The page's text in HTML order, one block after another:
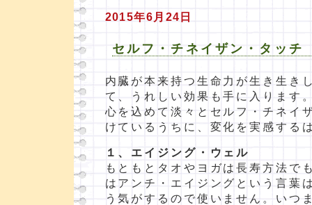
2015年6月24日
セルフ・チネイザン・タッ
内臓が本来持つ生命力が生き生き
て、うれしい効果も手に入ります
心を込めて淡々とセルフ・チネイ
けているうちに、変化を実感する
１、エイジング・ウェル
もともとタオやヨガは長寿方法で
はアンチ・エイジングという言葉
う気がするので使いません。いつ